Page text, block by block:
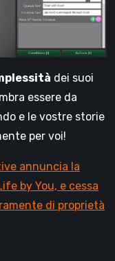
dei suoi
essere da
e le vostre storie
per voi!
annuncia la
by You, e cessa
di proprietà